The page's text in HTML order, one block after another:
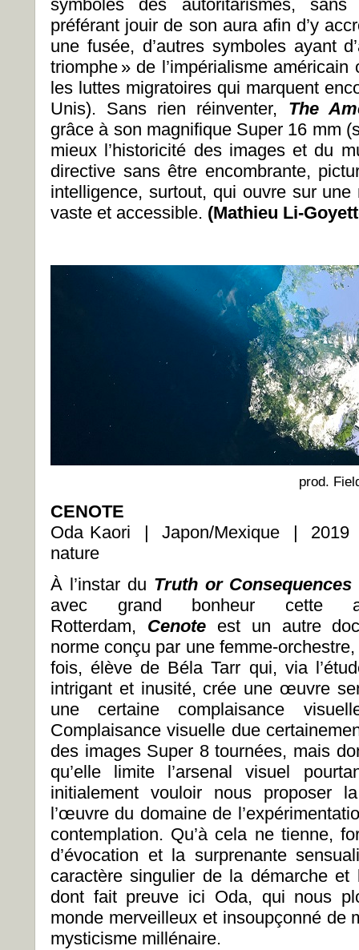
symboles des autoritarismes,
préférant jouir de son aura afin d’y
une fusée, d’autres symboles ayant
triomphe » de l’impérialisme
les luttes migratoires qui marquent
Unis). Sans rien réinventer, The
grâce à son magnifique Super 16 mm
mieux l’historicité des images et du
directive sans être encombrante,
intelligence, surtout, qui ouvre sur
vaste et accessible. (Mathieu Li-
prod.
CENOTE
Oda Kaori | Japon/Mexique |
nature
À l’instar du Truth or Consequences
avec grand bonheur cette
Rotterdam, Cenote est un autre
norme conçu par une femme-
fois, élève de Béla Tarr qui, via
intrigant et inusité, crée une œuvre
une certaine complaisance
Complaisance visuelle due
des images Super 8 tournées, mais
qu’elle limite l’arsenal visuel
initialement vouloir nous proposer
l’œuvre du domaine de
contemplation. Qu’à cela ne tienne,
d’évocation et la surprenante
caractère singulier de la démarche et
dont fait preuve ici Oda, qui nous
monde merveilleux et insoupçonné de
mysticisme millénaire.